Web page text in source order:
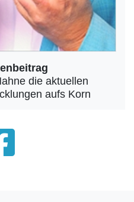
die aktuellen
aufs Korn